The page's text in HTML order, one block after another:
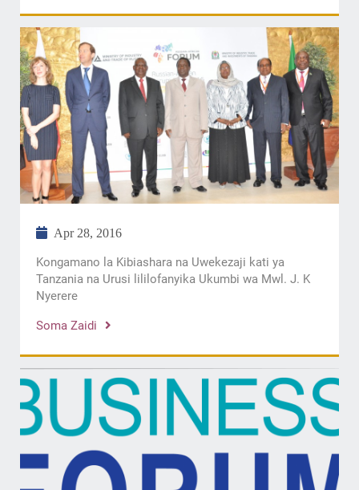
Apr 28, 2016
Kongamano la Kibiashara na Uwekezaji kati ya
Tanzania na Urusi lililofanyika Ukumbi wa Mwl. J. K
Nyerere
Soma Zaidi